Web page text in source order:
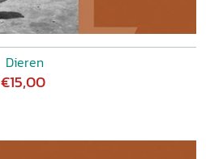
Dieren
€15,00